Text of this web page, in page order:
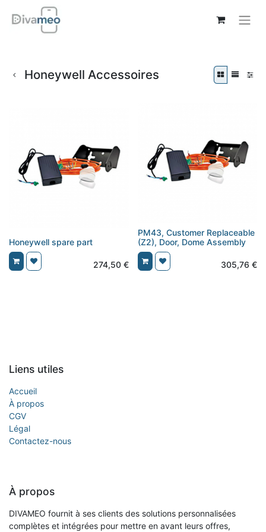
Honeywell Accessoires
Honeywell spare part
274,50€
PM43, Customer Replaceable
(Z2), Door, Dome Assembly
305,76 €
Liens utiles
Accueil
À propos
CGV
Légal
Contactez-nous
À propos
DIVAMEO fournit à ses clients des solutions personnalisées
complètes et intégrées pour mettre en avant leurs offres,